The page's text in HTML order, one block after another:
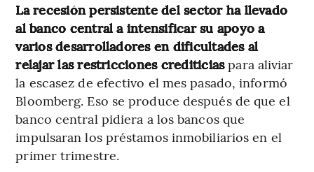
La recesión persistente del sector ha llevado
al banco central a intensificar su apoyo a
varios desarrolladores en dificultades al
relajar las restricciones crediticiaspara aliviar
la escasez de efectivo el mes pasado, informó
Bloomberg. Eso se produce después de que el
banco central pidiera a los bancos que
impulsaran los préstamos inmobiliarios en el
primer trimestre.